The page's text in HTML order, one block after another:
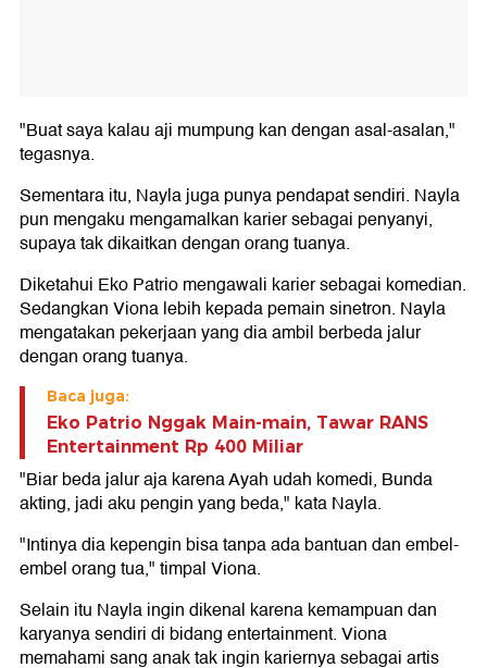
"Buat saya kalau aji mumpung kan dengan asal-asalan,"
tegasnya.
Sementara itu, Nayla juga punya pendapat sendiri. Nayla
pun mengaku mengamalkan karier sebagai penyanyi,
supaya tak dikaitkan dengan orang tuanya.
Diketahui Eko Patrio mengawali karier sebagai komedian.
Sedangkan Viona lebih kepada pemain sinetron. Nayla
mengatakan pekerjaan yang dia ambil berbeda jalur
dengan orang tuanya.
Baca juga:
Eko Patrio Nggak Main-main, Tawar RANS
Entertainment Rp 400 Miliar
"Biar beda jalur aja karena Ayah udah komedi, Bunda
akting, jadi aku pengin yang beda," kata Nayla.
"Intinya dia kepengin bisa tanpa ada bantuan dan embel-
embel orang tua," timpal Viona.
Selain itu Nayla ingin dikenal karena kemampuan dan
karyanya sendiri di bidang entertainment. Viona
memahami sang anak tak ingin kariernya sebagai artis